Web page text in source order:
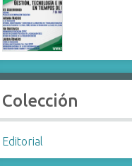
Colección
Editorial